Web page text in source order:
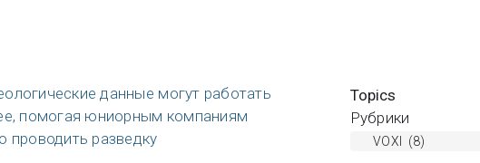
Topics
Рубрики